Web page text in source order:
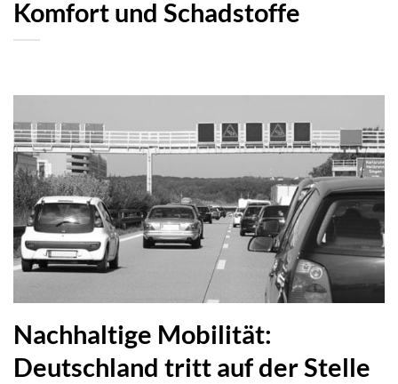
Komfort und Schadstoffe
Nachhaltige Mobilität:
Deutschland tritt auf der Stelle